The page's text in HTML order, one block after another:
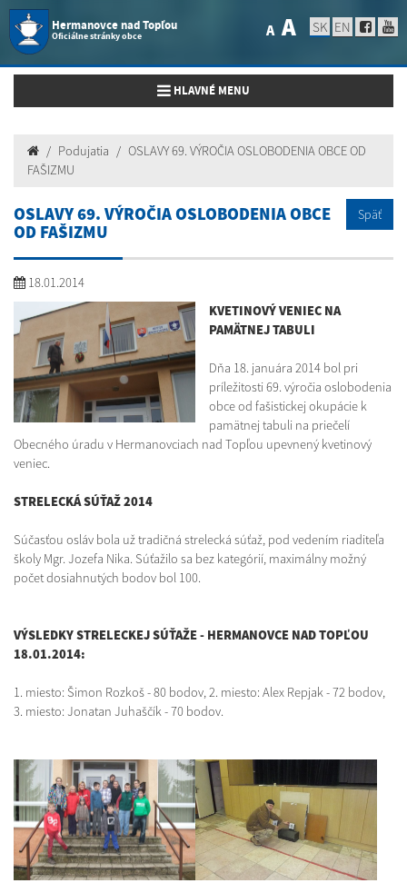
Hermanovce nad Topľou
Oficiálne stránky obce A A SK EN
Toggle navigation
HLAVNÉ MENU
Podujatia
OSLAVY 69. VÝROČIA OSLOBODENIA OBCE OD
FAŠIZMU
OSLAVY 69. VÝROČIA OSLOBODENIA OBCE
OD FAŠIZMU
Späť
18.01.2014
KVETINOVÝ VENIEC NA
PAMÄTNEJ TABULI
Dňa 18. januára 2014 bol pri
príležitosti 69. výročia oslobodenia
obce od fašistickej okupácie k
pamätnej tabuli na priečelí
Obecného úradu v Hermanovciach nad Topľou upevnený kvetinový
veniec.
STRELECKÁ SÚŤAŽ 2014
Súčasťou osláv bola už tradičná strelecká súťaž, pod vedením riaditeľa
školy Mgr. Jozefa Nika. Súťažilo sa bez kategórií, maximálny možný
počet dosiahnutých bodov bol 100.
VÝSLEDKY STRELECKEJ SÚŤAŽE - HERMANOVCE NAD TOPĽOU
18.01.2014:
1. miesto: Šimon Rozkoš - 80 bodov, 2. miesto: Alex Repjak - 72 bodov,
3. miesto: Jonatan Juhaščík - 70 bodov.